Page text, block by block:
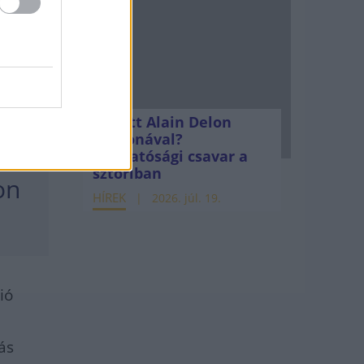
Mi lett Alain Delon
vagyonával?
Adóhatósági csavar a
sztoriban
HÍREK 2026. júl. 19.